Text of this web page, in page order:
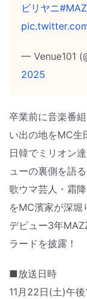
ビリヤニ
— Venue101
2025
卒業前に音楽番
い出の地をMC生
日韓でミリオン
ューの裏側を語る
歌ウマ芸人・霜
をMC濱家が深堀
デビュー3年
ラードを披露！
■放送日時
11月22日(土)午